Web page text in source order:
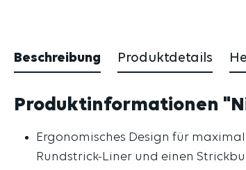
Beschreibung Produktdetails
Produktinformationen
Ergonomisches Design für
Rundstrick-Liner und einen